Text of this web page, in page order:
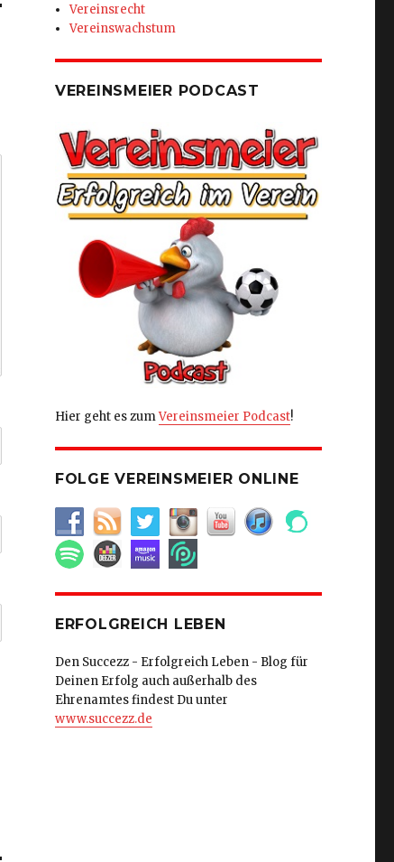
Vereinsrecht
Vereinswachstum
VEREINSMEIER PODCAST
Hier geht es zumVereinsmeier Podcast!
FOLGE VEREINSMEIER ONLINE
ERFOLGREICH LEBEN
Den Succezz - Erfolgreich Leben - Blog für
Deinen Erfolg auch außerhalb des
Ehrenamtes findest Du unter
www.succezz.de